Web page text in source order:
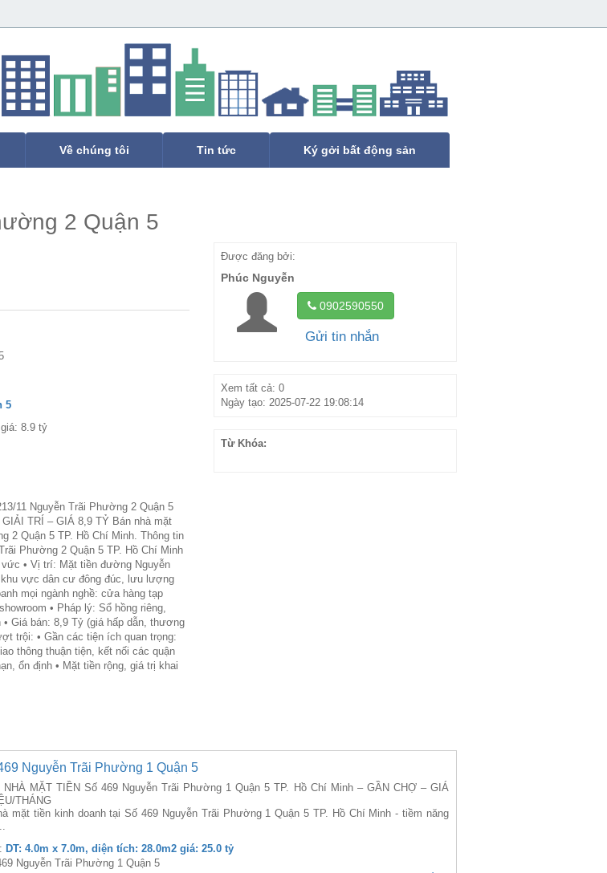
Về chúng tôi Tin tức Ký gởi bất động sản
2 Quận 5
5
8.9 tỷ
11 Nguyễn Trãi Phường 2 Quận 5
TRÍ – GIÁ 8,9 TỶ Bán nhà mặt
2 Quận 5 TP. Hồ Chí Minh. Thông tin
Phường 2 Quận 5 TP. Hồ Chí Minh
• Vị trí: Mặt tiền đường Nguyễn
vực dân cư đông đúc, lưu lượng
mọi ngành nghề: cửa hàng tạp
• Pháp lý: Sổ hồng riêng,
Giá bán: 8,9 Tỷ (giá hấp dẫn, thương
trội: • Gần các tiện ích quan trọng:
thông thuận tiện, kết nối các quận
ổn định • Mặt tiền rộng, giá trị khai
Được đăng bởi:
Phúc Nguyễn
0902590550
Gửi tin nhắn
Xem tất cả: 0
Ngày tạo: 2025-07-22 19:08:14
Từ Khóa:
Nguyễn Trãi Phường 1 Quận 5
NHÀ MẶT TIỀN Số 469 Nguyễn Trãi Phường 1 Quận 5 TP. Hồ Chí Minh – GẦN CHỢ – GIÁ
THÁNG
mặt tiền kinh doanh tại Số 469 Nguyễn Trãi Phường 1 Quận 5 TP. Hồ Chí Minh - tiềm năng
DT: 4.0m x 7.0m, diện tích: 28.0m2 giá: 25.0 tỷ
Nguyễn Trãi Phường 1 Quận 5